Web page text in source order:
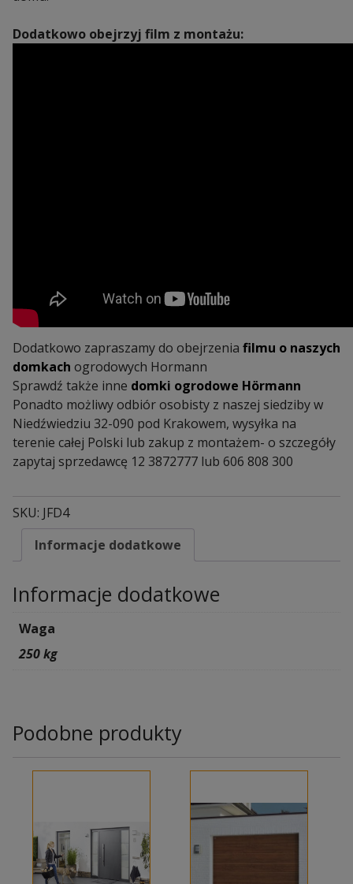
Dodatkowo obejrzyj film z montażu:
Dodatkowo zapraszamy do obejrzenia filmu o naszych
domkach ogrodowych Hormann
Sprawdź także inne domki ogrodowe Hörmann
Ponadto możliwy odbiór osobisty z naszej siedziby w
Niedźwiedziu 32-090 pod Krakowem, wysyłka na
terenie całej Polski lub zakup z montażem- o szczegóły
zapytaj sprzedawcę 12 3872777 lub 606 808 300
SKU: JFD4
Informacje dodatkowe
Informacje dodatkowe
Waga
250 kg
Podobne produkty